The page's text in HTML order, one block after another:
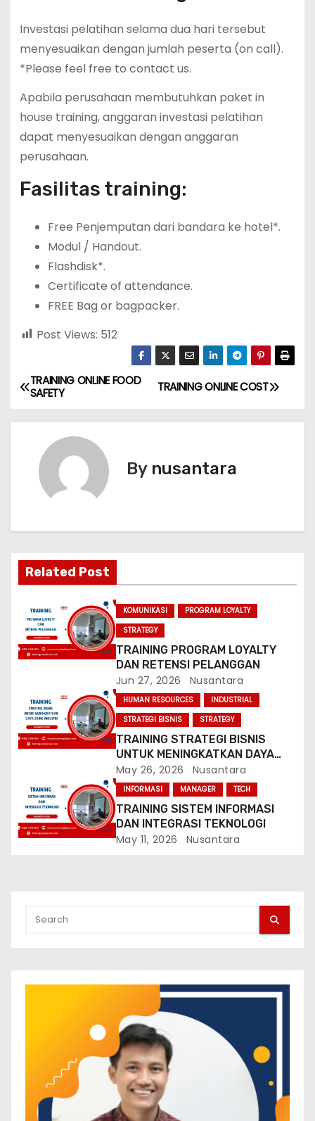
Investasi pelatihan selama dua hari tersebut
menyesuaikan dengan jumlah peserta (on call).
*Please feel free to contact us.
Apabila perusahaan membutuhkan paket in
house training, anggaran investasi pelatihan
dapat menyesuaikan dengan anggaran
perusahaan.
Fasilitas training:
Free Penjemputan dari bandara ke hotel*.
Modul / Handout.
Flashdisk*.
Certificate of attendance.
FREE Bag or bagpacker.
Post Views: 512
P
o
a
v
g
a
i
o
TRAINING ONLINE COST
TRAINING ONLINE FOOD
SAFETY
By nusantara
Related Post
KOMUNIKASI
PROGRAM LOYALTY
STRATEGY
TRAINING PROGRAM LOYALTY
DAN RETENSI PELANGGAN
Jun 27, 2026 Nusantara
HUMAN RESOURCES
INDUSTRIAL
STRATEGI BISNIS
STRATEGY
TRAINING STRATEGI BISNIS
UNTUK MENINGKATKAN DAYA
SAING INDUSTRI
May 26, 2026 Nusantara
INFORMASI MANAGER TECH
TRAINING SISTEM INFORMASI
DAN INTEGRASI TEKNOLOGI
May 11, 2026 Nusantara